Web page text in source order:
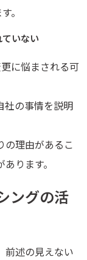
。
いない
に悩まされる可
社の事情を説明
の理由があるこ
ります。
ングの活
前述の見えない